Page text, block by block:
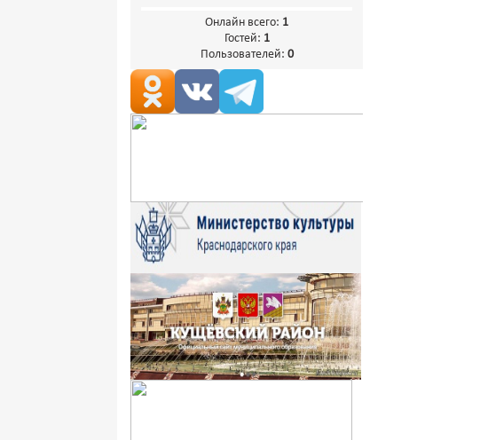
Онлайн всего: 1
Гостей: 1
Пользователей: 0